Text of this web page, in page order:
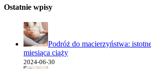
Ostatnie wpisy
Podróż do macierzyństwa:
miesiąca ciąży
2024-06-30